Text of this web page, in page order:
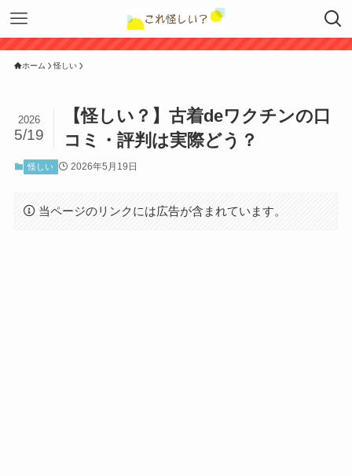
ホーム 怪しい
【怪しい？】古着deワクチンの口
コミ・評判は実際どう？
2026
5/19
怪しい 2026年5月19日
当ページのリンクには広告が含まれています。